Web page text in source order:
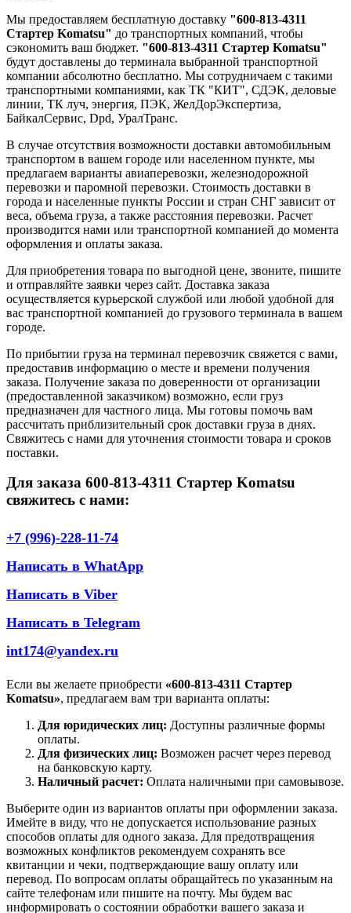
Мы предоставляем бесплатную доставку "600-813-4311
Стартер Komatsu" до транспортных компаний, чтобы
сэкономить ваш бюджет. "600-813-4311 Стартер Komatsu"
будут доставлены до терминала выбранной транспортной
компании абсолютно бесплатно. Мы сотрудничаем с такими
транспортными компаниями, как ТК "КИТ", СДЭК, деловые
линии, ТК луч, энергия, ПЭК, ЖелДорЭкспертиза,
БайкалСервис, Dpd, УралТранс.
В случае отсутствия возможности доставки автомобильным
транспортом в вашем городе или населенном пункте, мы
предлагаем варианты авиаперевозки, железнодорожной
перевозки и паромной перевозки. Стоимость доставки в
города и населенные пункты России и стран СНГ зависит от
веса, объема груза, а также расстояния перевозки. Расчет
производится нами или транспортной компанией до момента
оформления и оплаты заказа.
Для приобретения товара по выгодной цене, звоните, пишите
и отправляйте заявки через сайт. Доставка заказа
осуществляется курьерской службой или любой удобной для
вас транспортной компанией до грузового терминала в вашем
городе.
По прибытии груза на терминал перевозчик свяжется с вами,
предоставив информацию о месте и времени получения
заказа. Получение заказа по доверенности от организации
(предоставленной заказчиком) возможно, если груз
предназначен для частного лица. Мы готовы помочь вам
рассчитать приблизительный срок доставки груза в днях.
Свяжитесь с нами для уточнения стоимости товара и сроков
поставки.
Для заказа 600-813-4311 Стартер Komatsu
свяжитесь с нами:
+7 (996)-228-11-74
Написать в WhatApp
Написать в Viber
Написать в Telegram
int174@yandex.ru
Если вы желаете приобрести «600-813-4311 Стартер
Komatsu», предлагаем вам три варианта оплаты:
Для юридических лиц: Доступны различные формы
оплаты.
Для физических лиц: Возможен расчет через перевод
на банковскую карту.
Наличный расчет: Оплата наличными при самовывозе.
Выберите один из вариантов оплаты при оформлении заказа.
Имейте в виду, что не допускается использование разных
способов оплаты для одного заказа. Для предотвращения
возможных конфликтов рекомендуем сохранять все
квитанции и чеки, подтверждающие вашу оплату или
перевод. По вопросам оплаты обращайтесь по указанным на
сайте телефонам или пишите на почту. Мы будем вас
информировать о состоянии обработки вашего заказа и